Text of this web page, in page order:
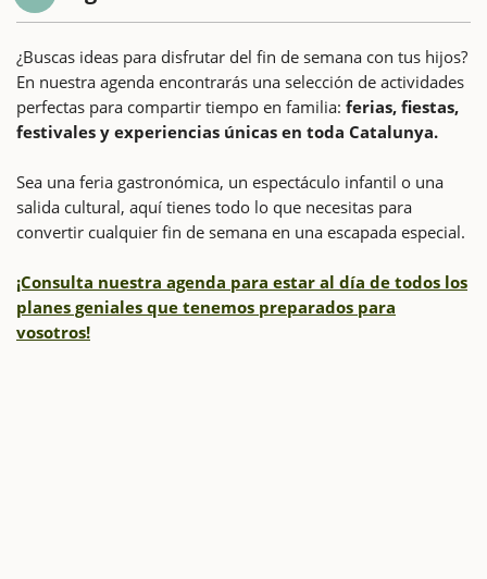
¿Buscas ideas para disfrutar del fin de semana con tus hijos?
En nuestra agenda encontrarás una selección de actividades
perfectas para compartir tiempo en familia: ferias, fiestas,
festivales y experiencias únicas en toda Catalunya.
Sea una feria gastronómica, un espectáculo infantil o una
salida cultural, aquí tienes todo lo que necesitas para
convertir cualquier fin de semana en una escapada especial.
¡Consulta nuestra agenda para estar al día de todos los
planes geniales que tenemos preparados para
vosotros!